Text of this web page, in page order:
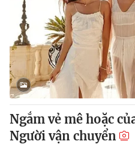
Ngắm vẻ mê hoặc
Người vận chuyển